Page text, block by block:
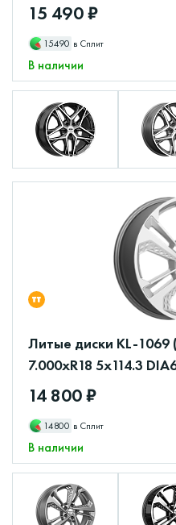
15 490 ₽
15490 в Сплит
В наличии
Литые диски KL-1069
7.000xR18 5x114.3
14 800 ₽
14800 в Сплит
В наличии